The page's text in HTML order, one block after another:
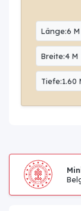
Länge:6 M
Breite:4 M
Tiefe:1.60